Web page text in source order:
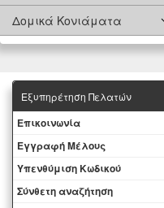
Δομικά Κονιάματα
Εξυπηρέτηση Πελατών
Eπικοινωνία
Εγγραφή Μέλους
Yπενθύμιση Κωδικού
Σύνθετη αναζήτηση